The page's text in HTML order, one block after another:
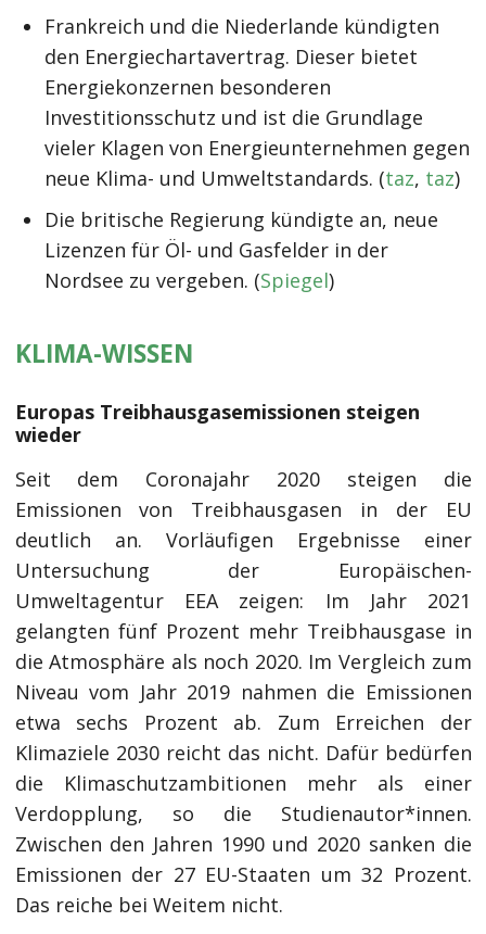
Frankreich und die Niederlande kündigten
den Energiechartavertrag. Dieser bietet
Energiekonzernen besonderen
Investitionsschutz und ist die Grundlage
vieler Klagen von Energieunternehmen gegen
neue Klima- und Umweltstandards. (taz, taz)
Die britische Regierung kündigte an, neue
Lizenzen für Öl- und Gasfelder in der
Nordsee zu vergeben. (Spiegel)
KLIMA-WISSEN
Europas Treibhausgasemissionen steigen
wieder
Seit dem Coronajahr 2020 steigen die
Emissionen von Treibhausgasen in der EU
deutlich an. Vorläufigen Ergebnisse einer
Untersuchung der Europäischen-
Umweltagentur EEA zeigen: Im Jahr 2021
gelangten fünf Prozent mehr Treibhausgase in
die Atmosphäre als noch 2020. Im Vergleich zum
Niveau vom Jahr 2019 nahmen die Emissionen
etwa sechs Prozent ab. Zum Erreichen der
Klimaziele 2030 reicht das nicht. Dafür bedürfen
die Klimaschutzambitionen mehr als einer
Verdopplung, so die Studienautor*innen.
Zwischen den Jahren 1990 und 2020 sanken die
Emissionen der 27 EU-Staaten um 32 Prozent.
Das reiche bei Weitem nicht.